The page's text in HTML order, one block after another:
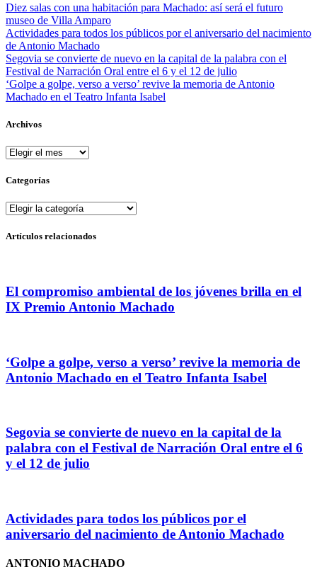
Diez salas con una habitación para Machado: así será el futuro
museo de Villa Amparo
Actividades para todos los públicos por el aniversario del nacimiento
de Antonio Machado
Segovia se convierte de nuevo en la capital de la palabra con el
Festival de Narración Oral entre el 6 y el 12 de julio
‘Golpe a golpe, verso a verso’ revive la memoria de Antonio
Machado en el Teatro Infanta Isabel
Archivos
Archivos
Categorías
Categorías
Artículos relacionados
El compromiso ambiental de los jóvenes brilla en el
IX Premio Antonio Machado
‘Golpe a golpe, verso a verso’ revive la memoria de
Antonio Machado en el Teatro Infanta Isabel
Segovia se convierte de nuevo en la capital de la
palabra con el Festival de Narración Oral entre el 6
y el 12 de julio
Actividades para todos los públicos por el
aniversario del nacimiento de Antonio Machado
ANTONIO MACHADO